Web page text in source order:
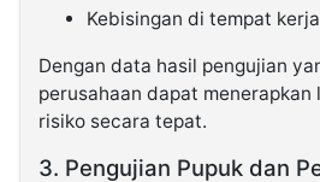
Kebisingan di tempat kerja
Dengan data hasil pengujian
perusahaan dapat menerapkan
risiko secara tepat.
3. Pengujian Pupuk dan